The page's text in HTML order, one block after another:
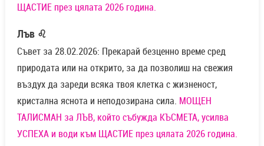
ЩАСТИЕ през цялата 2026 година.
Лъв ♌
Съвет за 28.02.2026: Прекарай безценно време сред
природата или на открито, за да позволиш на свежия
въздух да зареди всяка твоя клетка с жизненост,
кристална яснота и неподозирана сила. МОЩЕН
ТАЛИСМАН за ЛЪВ, който събужда КЪСМЕТА, усилва
УСПЕХА и води към ЩАСТИЕ през цялата 2026 година.